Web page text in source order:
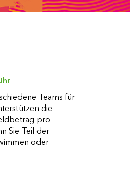
Teams für
die
pro
Sie Teil der
oder